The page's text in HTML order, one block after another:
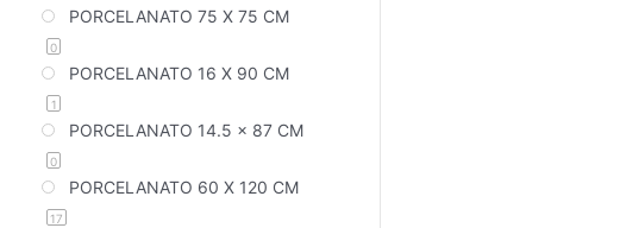
PORCELANATO 75 X 75 CM
0
PORCELANATO 16 X 90 CM
1
PORCELANATO 14.5 x 87 CM
0
PORCELANATO 60 X 120 CM
17